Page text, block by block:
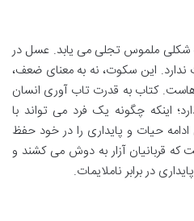
شکلی ملموس تجلی می یابد. عسل در
ندارد. این سکوت، نه به معنای ضعف،
هاست. کتاب به قدرت تاب آوری انسان
اینکه چگونه یک فرد می تواند با
ادامه حیات و پایداری را در خود حفظ
که قربانیان آزار به دوش می کشند و
در برابر ناملایمات.